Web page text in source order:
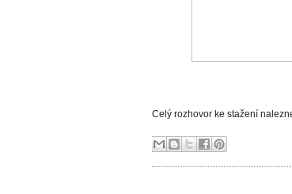
Celý rozhovor ke stažení